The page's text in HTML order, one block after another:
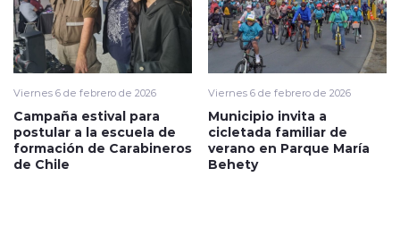
Viernes 6 de febrero de 2026
Campaña estival para
postular a la escuela de
formación de Carabineros
de Chile
Viernes 6 de febrero de 2026
Municipio invita a
cicletada familiar de
verano en Parque María
Behety